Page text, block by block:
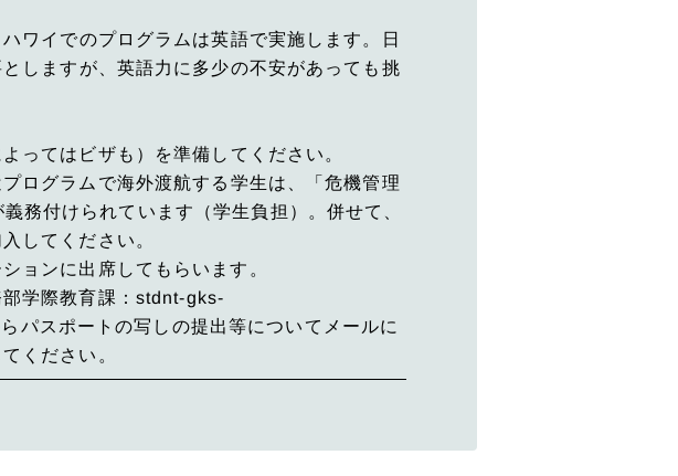
ワイでのプログラムは英語で実施します。日
しますが、英語力に多少の不安があっても挑
ってはビザも）を準備してください。
ログラムで海外渡航する学生は、「危機管理
務付けられています（学生負担）。併せて、
してください。
ョンに出席してもらいます。
部学際教育課：stdnt-gks-
パスポートの写しの提出等についてメールに
ください。